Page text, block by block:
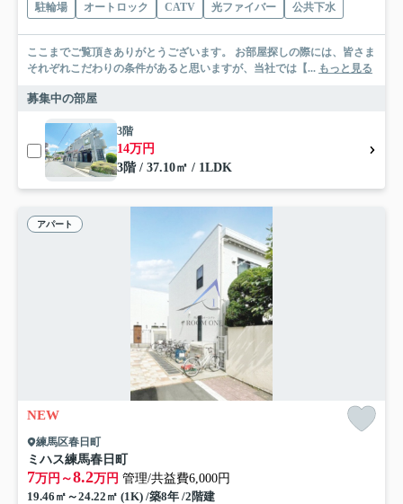
駐輪場 オートロック CATV 光ファイバー 公共下水
ここまでご覧頂きありがとうございます。 お部屋探しの際には、皆さま
それぞれこだわりの条件があると思いますが、当社では【... もっと見る
募集中の部屋
3階
14万円
3階 / 37.10㎡ / 1LDK
アパート
NEW
練馬区春日町
ミハス練馬春日町
7万円～8.2万円 管理/共益費6,000円
19.46㎡～24.22㎡ (1K) /築8年 /2階建